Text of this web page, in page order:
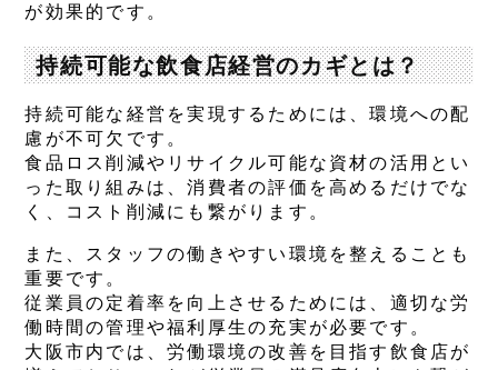
が効果的です。
持続可能な飲食店経営のカギとは？
持続可能な経営を実現するためには、環境への配
慮が不可欠です。
食品ロス削減やリサイクル可能な資材の活用とい
った取り組みは、消費者の評価を高めるだけでな
く、コスト削減にも繋がります。
また、スタッフの働きやすい環境を整えることも
重要です。
従業員の定着率を向上させるためには、適切な労
働時間の管理や福利厚生の充実が必要です。
大阪市内では、労働環境の改善を目指す飲食店が